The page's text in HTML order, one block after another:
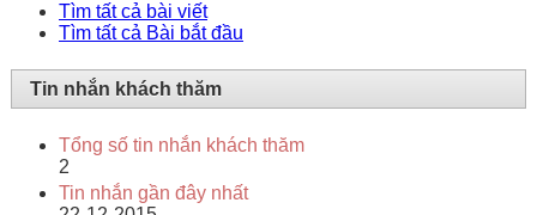
Tìm tất cả bài viết
Tìm tất cả Bài bắt đầu
Tin nhắn khách thăm
Tổng số tin nhắn khách thăm
2
Tin nhắn gần đây nhất